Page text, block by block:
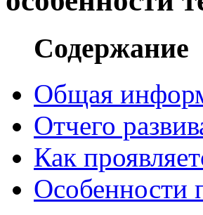
Содержание
Общая
Отчего
Как
Особенности